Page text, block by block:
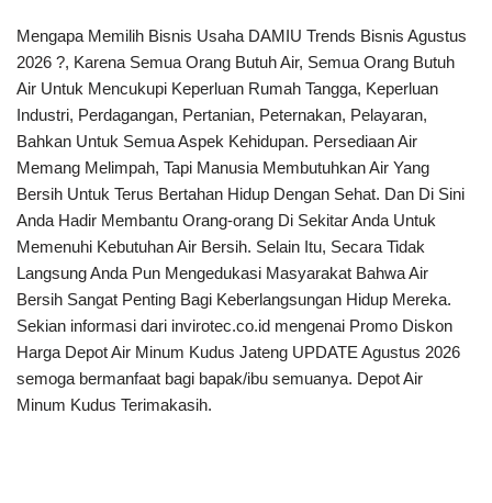
Mengapa Memilih Bisnis Usaha DAMIU Trends Bisnis Agustus
2026 ?, Karena Semua Orang Butuh Air, Semua Orang Butuh
Air Untuk Mencukupi Keperluan Rumah Tangga, Keperluan
Industri, Perdagangan, Pertanian, Peternakan, Pelayaran,
Bahkan Untuk Semua Aspek Kehidupan. Persediaan Air
Memang Melimpah, Tapi Manusia Membutuhkan Air Yang
Bersih Untuk Terus Bertahan Hidup Dengan Sehat. Dan Di Sini
Anda Hadir Membantu Orang-orang Di Sekitar Anda Untuk
Memenuhi Kebutuhan Air Bersih. Selain Itu, Secara Tidak
Langsung Anda Pun Mengedukasi Masyarakat Bahwa Air
Bersih Sangat Penting Bagi Keberlangsungan Hidup Mereka.
Sekian informasi dari invirotec.co.id mengenai Promo Diskon
Harga Depot Air Minum Kudus Jateng UPDATE Agustus 2026
semoga bermanfaat bagi bapak/ibu semuanya. Depot Air
Minum Kudus Terimakasih.